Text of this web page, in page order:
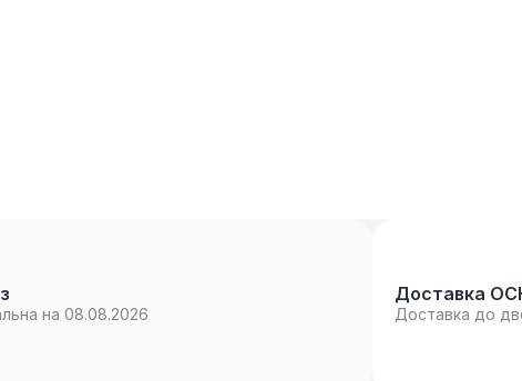
на 08.08.2026
Доставка
Доставка до